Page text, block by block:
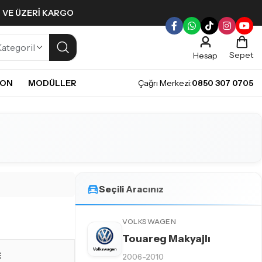
ÜZERI KARGO
Hesap
Sepet
MODÜLLER Çağrı Merkezi:0850 307 0705
Seçili Aracınız
VOLKSWAGEN
Touareg Makyajlı
2006-2010